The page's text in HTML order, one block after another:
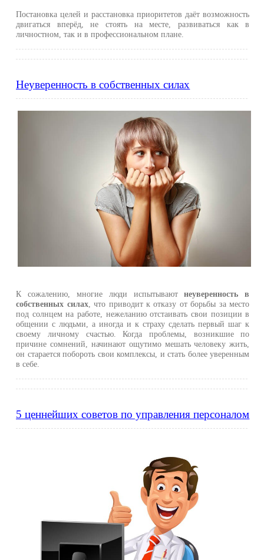
Постановка целей и расстановка приоритетов даёт возможность
двигаться вперёд, не стоять на месте, развиваться как в
личностном, так и в профессиональном плане.
Неуверенность в собственных силах
К сожалению, многие люди испытываютнеуверенность в
собственных силах, что приводит к отказу от борьбы за место
под солнцем на работе, нежеланию отстаивать свои позиции в
общении с людьми, а иногда и к страху сделать первый шаг к
своему личному счастью. Когда проблемы, возникшие по
причине сомнений, начинают ощутимо мешать человеку жить,
он старается побороть свои комплексы, и стать более уверенным
в себе.
5 ценнейших советов по управления персоналом